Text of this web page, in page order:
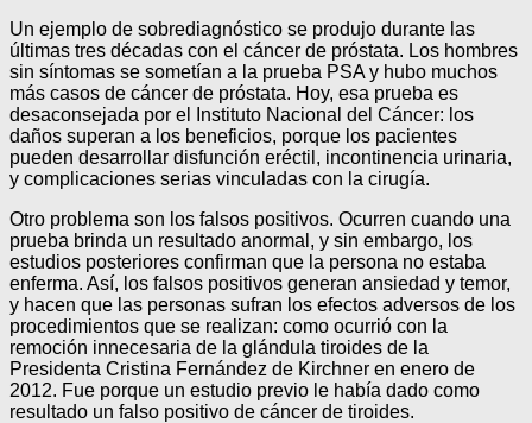
Un ejemplo de sobrediagnóstico se produjo durante las
últimas tres décadas con el cáncer de próstata. Los hombres
sin síntomas se sometían a la prueba PSA y hubo muchos
más casos de cáncer de próstata. Hoy, esa prueba es
desaconsejada por el Instituto Nacional del Cáncer: los
daños superan a los beneficios, porque los pacientes
pueden desarrollar disfunción eréctil, incontinencia urinaria,
y complicaciones serias vinculadas con la cirugía.
Otro problema son los falsos positivos. Ocurren cuando una
prueba brinda un resultado anormal, y sin embargo, los
estudios posteriores confirman que la persona no estaba
enferma. Así, los falsos positivos generan ansiedad y temor,
y hacen que las personas sufran los efectos adversos de los
procedimientos que se realizan: como ocurrió con la
remoción innecesaria de la glándula tiroides de la
Presidenta Cristina Fernández de Kirchner en enero de
2012. Fue porque un estudio previo le había dado como
resultado un falso positivo de cáncer de tiroides.